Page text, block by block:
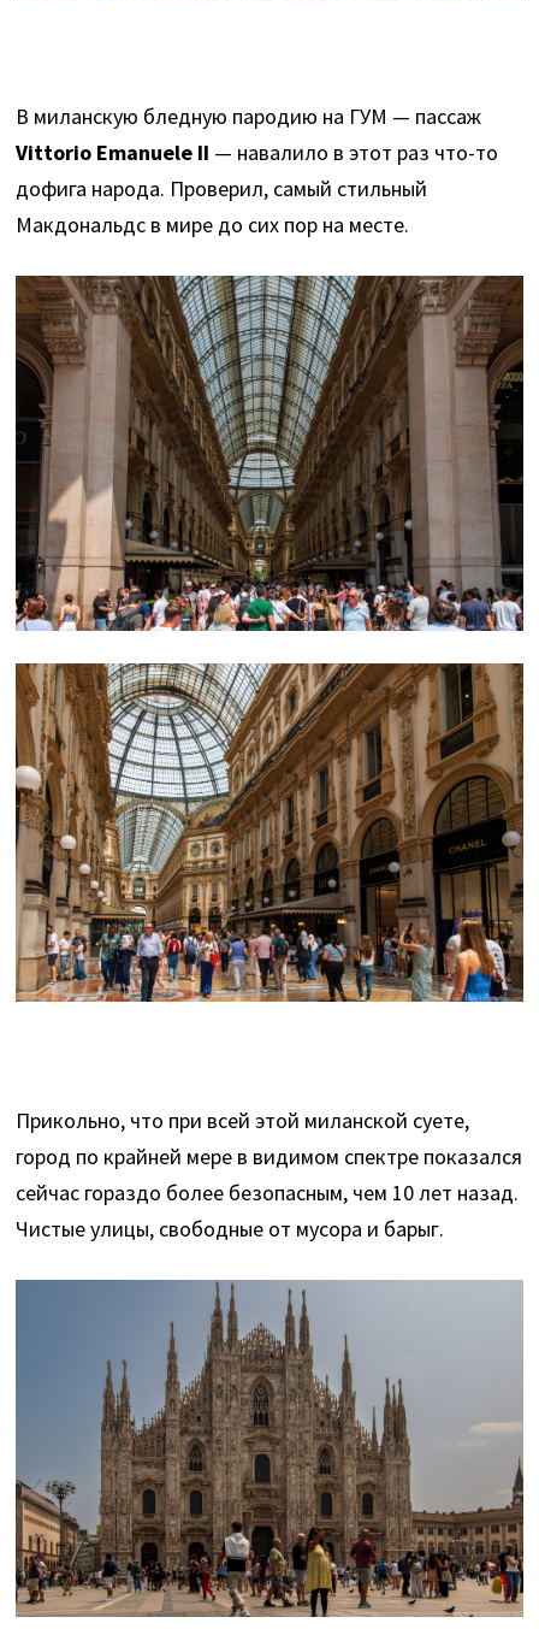
В миланскую бледную пародию на ГУМ — пассаж
Vittorio Emanuele II — навалило в этот раз что-то
дофига народа. Проверил, самый стильный
Макдональдс в мире до сих пор на месте.
Прикольно, что при всей этой миланской суете,
город по крайней мере в видимом спектре показался
сейчас гораздо более безопасным, чем 10 лет назад.
Чистые улицы, свободные от мусора и барыг.